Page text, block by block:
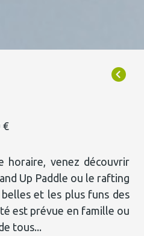
€
horaire, venez découvrir
Up Paddle ou le rafting
et les plus funs des
est prévue en famille ou
tous...